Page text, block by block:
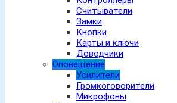
Считыватели
Замки
Кнопки
Карты и ключи
Доводчики
Оповещение
Усилители
Громкоговорители
Микрофоны